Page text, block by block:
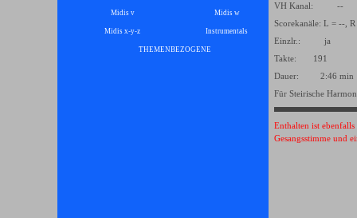
Midis v Midis w
Midis x-y-z Instrumentals
THEMENBEZOGENE
VH Kanal: --
Scorekanäle: L = --, R
Einzlr.: ja
Takte: 191
Dauer: 2:46 min
Für Steirische
Enthalten ist
Gesangsstimme und